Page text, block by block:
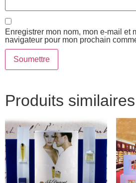
Enregistrer mon nom, mon e-mail et
navigateur pour mon prochain
Produits similaires